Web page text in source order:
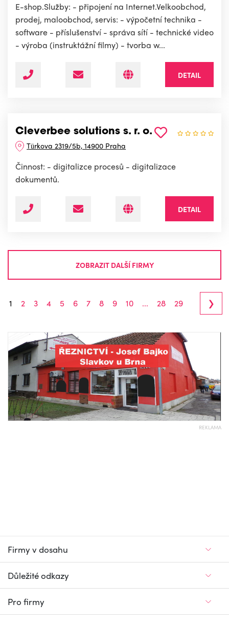
E-shop.Služby: - připojení na Internet.Velkoobchod,
prodej, maloobchod, servis: - výpočetní technika -
software - příslušenství - správa sítí - technické video
- výroba (instruktážní filmy) - tvorba w...
DETAIL
Cleverbee solutions s. r. o.
Türkova 2319/5b, 14900 Praha
Činnost: - digitalizce procesů - digitalizace
dokumentů.
DETAIL
ZOBRAZIT DALŠÍ FIRMY
1 2 3 4 5 6 7 8 9 10 ... 28 29 ›
REKLAMA
Firmy v dosahu
Důležité odkazy
Pro firmy